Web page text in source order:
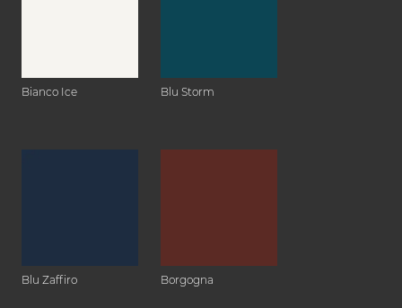
Bianco Ice Blu Storm
Blu Zaffiro Borgogna